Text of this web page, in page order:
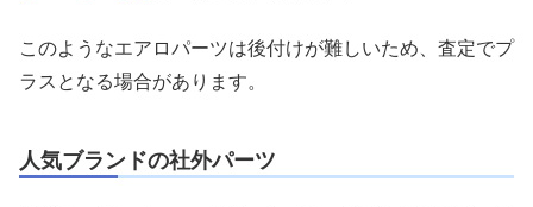
このようなエアロパーツは後付けが難しいため、査定でプ
ラスとなる場合があります。
人気ブランドの社外パーツ